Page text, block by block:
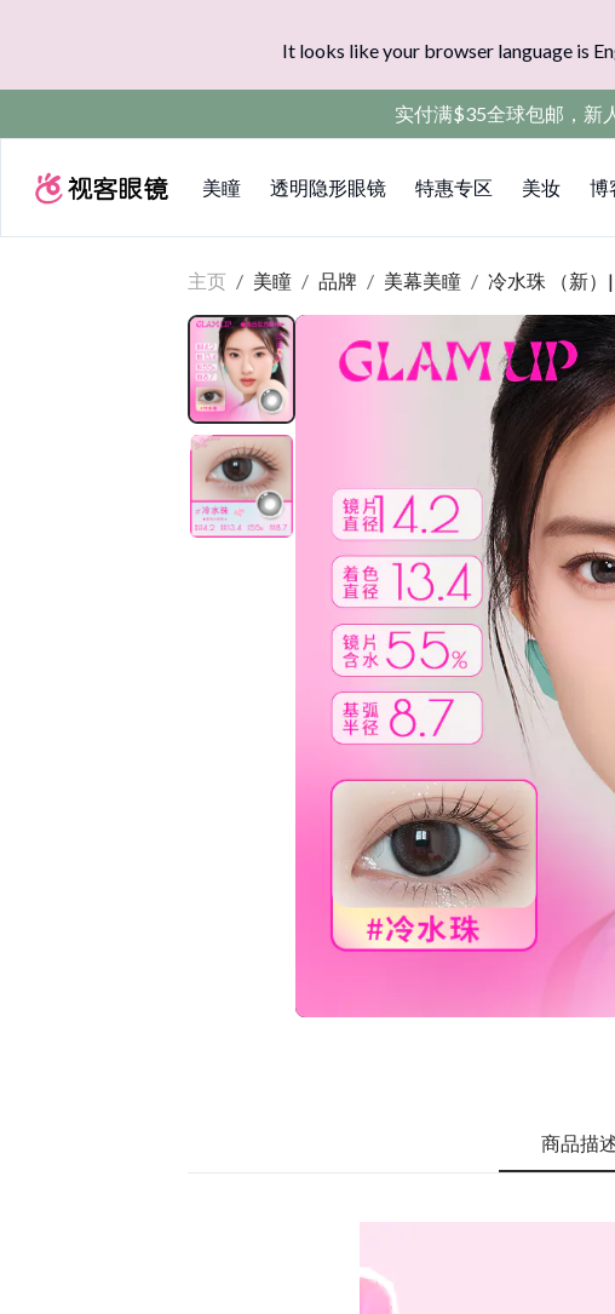
It looks like your browser language is
实付满$35全球包邮，新
美瞳 透明隐形眼镜 特惠专区 美妆 博
主页 / 美瞳 / 品牌 / 美幕美瞳 / 冷水珠 （新）|
商品描